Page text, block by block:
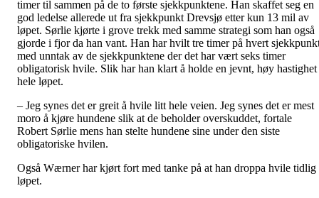
timer til sammen på de to første sjekkpunktene. Han skaffet seg en
god ledelse allerede ut fra sjekkpunkt Drevsjø etter kun 13 mil av
løpet. Sørlie kjørte i grove trekk med samme strategi som han også
gjorde i fjor da han vant. Han har hvilt tre timer på hvert
med unntak av de sjekkpunktene der det har vært seks timer
obligatorisk hvile. Slik har han klart å holde en jevnt, høy hastighet
hele løpet.
– Jeg synes det er greit å hvile litt hele veien. Jeg synes det er mest
moro å kjøre hundene slik at de beholder overskuddet, fortale
Robert Sørlie mens han stelte hundene sine under den siste
obligatoriske hvilen.
Også Wærner har kjørt fort med tanke på at han droppa hvile tidlig
løpet.